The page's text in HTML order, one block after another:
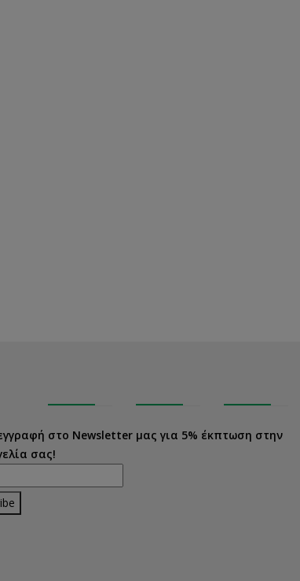
στο Newsletter μας για 5% έκπτωση στην
σας!